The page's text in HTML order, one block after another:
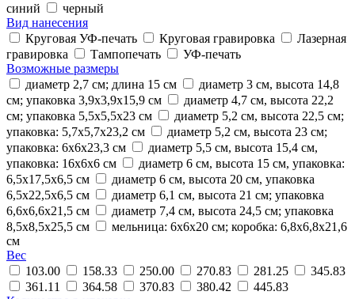
синий
черный
Вид нанесения
Круговая УФ-печать
Круговая гравировка
Лазерная
гравировка
Тампопечать
УФ-печать
Возможные размеры
диаметр 2,7 см; длина 15 см
диаметр 3 см, высота 14,8
см; упаковка 3,9х3,9х15,9 см
диаметр 4,7 см, высота 22,2
см; упаковка 5,5х5,5х23 см
диаметр 5,2 см, высота 22,5 см;
упаковка: 5,7х5,7х23,2 см
диаметр 5,2 см, высота 23 см;
упаковка: 6х6х23,3 см
диаметр 5,5 см, высота 15,4 см,
упаковка: 16х6х6 см
диаметр 6 см, высота 15 см, упаковка:
6,5х17,5х6,5 см
диаметр 6 см, высота 20 см, упаковка
6,5х22,5х6,5 см
диаметр 6,1 см, высота 21 см; упаковка
6,6х6,6х21,5 см
диаметр 7,4 см, высота 24,5 см; упаковка
8,5х8,5х25,5 см
мельница: 6х6х20 см; коробка: 6,8х6,8х21,6
см
Вес
103.00
158.33 250.00 270.83 281.25
345.83
361.11
364.58 370.83 380.42
445.83